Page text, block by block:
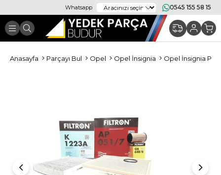
Whatsapp 0545 155 58 15
Anasayfa Parçayı Bul Opel Opel İnsignia Opel İnsignia